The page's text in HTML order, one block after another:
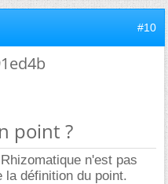
#10
point ?
n'est pas
la définition du point.